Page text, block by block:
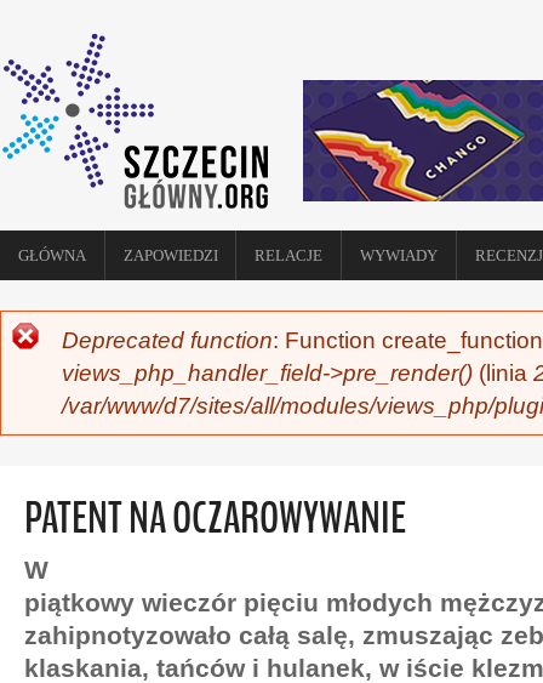
GŁÓWNA ZAPOWIEDZI RELACJE WYWIADY
KOMUNIKAT O BŁĘDZIE
Deprecated function: Function
views_php_handler_field->pre_render() (linia
/var/www/d7/sites/all/modules/views_php/
PATENT NA OCZAROWYWANIE
W
piątkowy wieczór pięciu młodych
zahipnotyzowało całą salę, zmuszając
klaskania, tańców i hulanek, w iście